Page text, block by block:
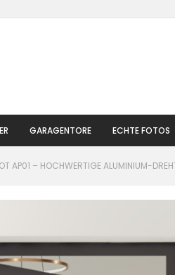
GARAGENTORE ECHTE FOTOS
AP01 – HOCHWERTIGE ALUMINIUM-